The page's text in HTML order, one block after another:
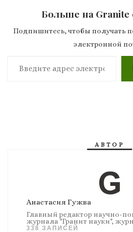
Больше на Granite
Подпишитесь, чтобы получать
электронной
Введите адрес
АВТОР
Анастасия Гужва
Главный редактор научно-
журнала "Гранит науки",
338 ЗАПИСЕЙ